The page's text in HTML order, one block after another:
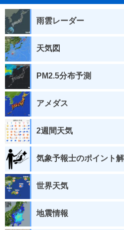
雨雲レーダー
天気図
PM2.5分布予測
アメダス
2週間天気
気象予報士のポイント
世界天気
地震情報